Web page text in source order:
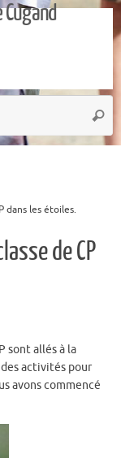
Cugand
:
dans les étoiles.
de CP
sont allés à la
activités pour
avons commencé